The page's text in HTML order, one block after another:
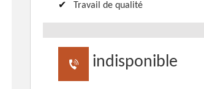
Travail de qualité
indisponible